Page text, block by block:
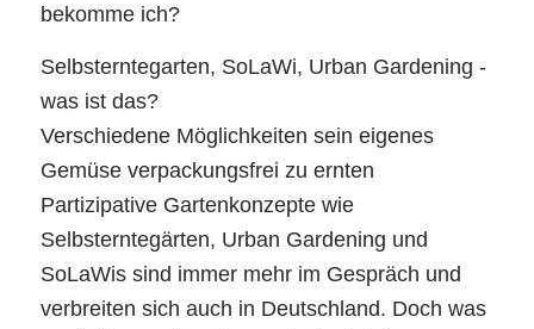
bekomme ich?
Selbsterntegarten, SoLaWi, Urban Gardening -
was ist das?
Verschiedene Möglichkeiten sein eigenes
Gemüse verpackungsfrei zu ernten
Partizipative Gartenkonzepte wie
Selbsterntegärten, Urban Gardening und
SoLaWis sind immer mehr im Gespräch und
verbreiten sich auch in Deutschland. Doch was